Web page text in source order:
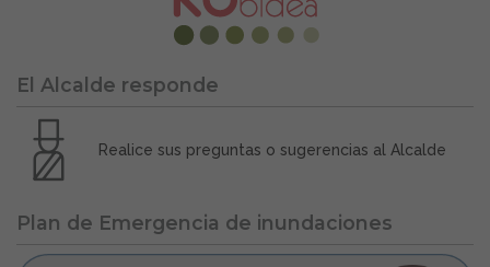
El Alcalde responde
Realice sus preguntas o sugerencias al Alcalde
Plan de Emergencia de inundaciones